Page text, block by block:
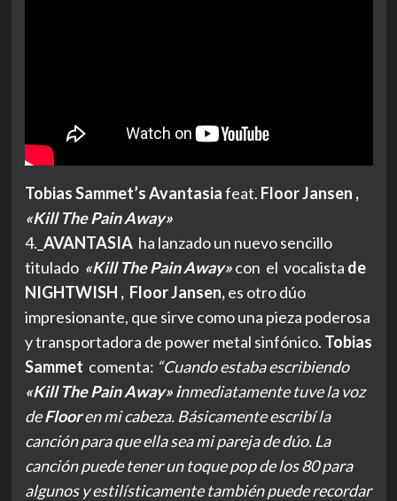
Tobias Sammet’s Avantasiafeat. Floor Jansen ,
«Kill The Pain Away»
4._ AVANTASIAha lanzado un nuevo sencillo
titulado «Kill The Pain Away»con el vocalista de
NIGHTWISH , Floor Jansen,es otro dúo
impresionante, que sirve como una pieza poderosa
y transportadora de power metal sinfónico. Tobias
Sammet comenta: “Cuando estaba escribiendo
«Kill The Pain Away» inmediatamente tuve la voz
deFlooren mi cabeza. Básicamente escribí la
canción para que ella sea mi pareja de dúo. La
canción puede tener un toque pop de los 80 para
algunos y estilísticamente también puede recordar